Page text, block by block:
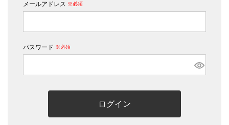
メールアドレス
(必須)
パスワード
(必須)
ログイン